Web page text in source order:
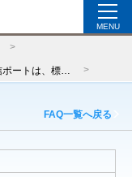
MENU
FAQ一覧へ戻る